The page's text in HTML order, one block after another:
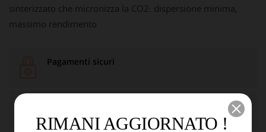
sinterizzato che micronizza la CO2: dispersione minima,
massimo rendimento
Pagamenti sicuri
RIMANI AGGIORNATO !